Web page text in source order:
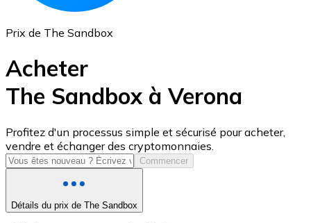
USD Coin
USDC
Prix de The Sandbox
Acheter
The Sandbox à Verona
Profitez d'un processus simple et sécurisé pour acheter,
vendre et échanger des cryptomonnaies.
Commencer
Détails du prix de The Sandbox